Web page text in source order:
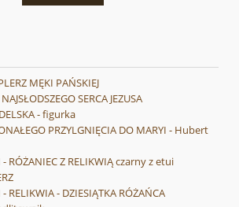
MĘKI PAŃSKIEJ
SERCA JEZUSA
- figurka
PRZYLGNIĘCIA DO MARYI - Hubert
RÓŻANIEC Z RELIKWIĄ czarny z etui
RELIKWIA - DZIESIĄTKA RÓŻAŃCA